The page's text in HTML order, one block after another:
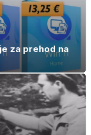
za prehod na